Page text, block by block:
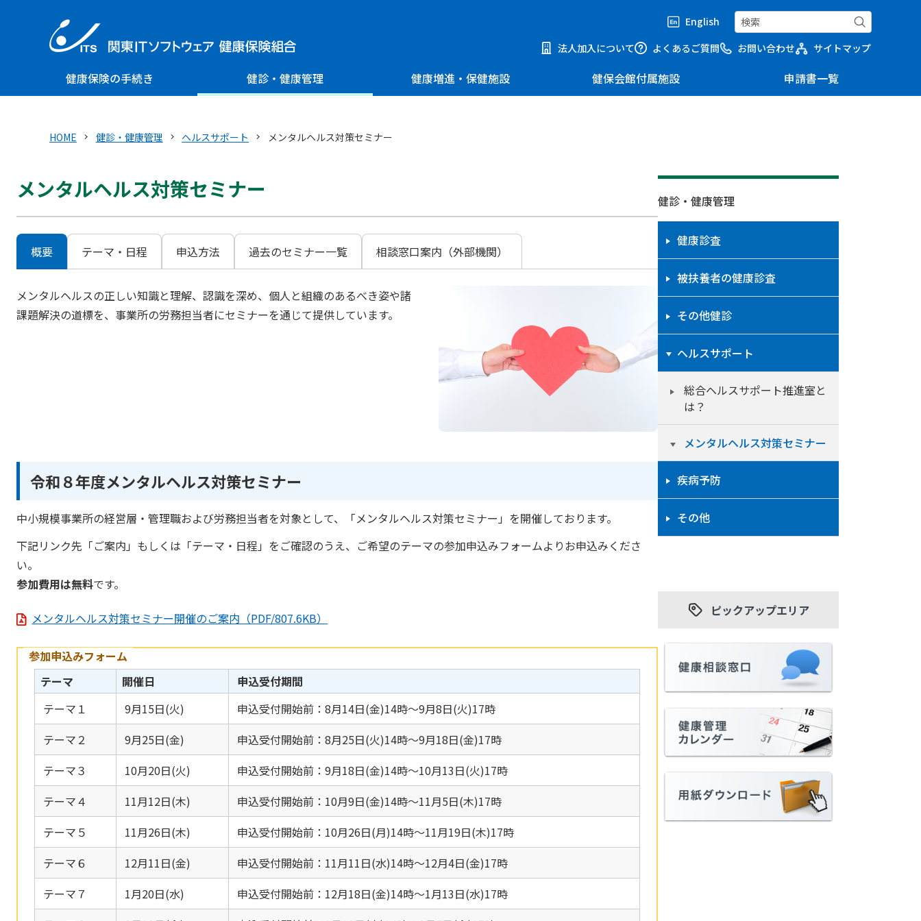
English
法人加入について
よくあるご質問 お問い合わせ サイトマップ
健康保険の手続き 健診・健康管理 健康増進・保健施設 健保会館付属施設 申請書一覧
HOME 健診・健康管理 ヘルスサポート メンタルヘルス対策セミナー
メンタルヘルス対策セミナー
概要 テーマ・日程 申込方法 過去のセミナー一覧 相談窓口案内（外部機関）
メンタルヘルスの正しい知識と理解、認識を深め、個人と組織のあるべき姿や諸
課題解決の道標を、事業所の労務担当者にセミナーを通じて提供しています。
令和８年度メンタルヘルス対策セミナー
中小規模事業所の経営層・管理職および労務担当者を対象として、「メンタルヘルス対策セミナー」を開催しております。
下記リンク先「ご案内」もしくは「テーマ・日程」をご確認のうえ、ご希望のテーマの参加申込みフォームよりお申込みくださ
い。
参加費用は無料です。
メンタルヘルス対策セミナー開催のご案内（PDF/807.6KB）
参加申込みフォーム
テーマ
開催日
申込受付期間
テーマ１
9月15日(火)
申込受付開始前：8月14日(金)14時～9月8日(火)17時
テーマ２
9月25日(金)
申込受付開始前：8月25日(火)14時～9月18日(金)17時
テーマ３
10月20日(火)
申込受付開始前：9月18日(金)14時～10月13日(火)17時
テーマ４
11月12日(木)
申込受付開始前：10月9日(金)14時～11月5日(木)17時
テーマ５
11月26日(木)
申込受付開始前：10月26日(月)14時～11月19日(木)17時
テーマ６
12月11日(金)
申込受付開始前：11月11日(水)14時～12月4日(金)17時
テーマ７
1月20日(水)
申込受付開始前：12月18日(金)14時～1月13日(水)17時
健診・健康管理
健康診査
被扶養者の健康診査
その他健診
ヘルスサポート
総合ヘルスサポート推進室と
は？
メンタルヘルス対策セミナー
疾病予防
その他
ピックアップエリア